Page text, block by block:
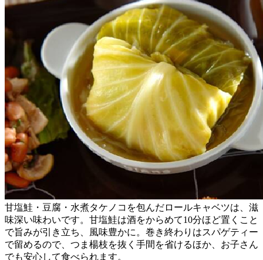
甘塩鮭・豆腐・水煮タケノコを包んだロールキャベツは、滋
味深い味わいです。甘塩鮭は酒をからめて10分ほど置くこと
で旨みが引き立ち、風味豊かに。巻き終わりはスパゲティー
で留めるので、つま楊枝を抜く手間を省けるほか、お子さん
でも安心して食べられます。